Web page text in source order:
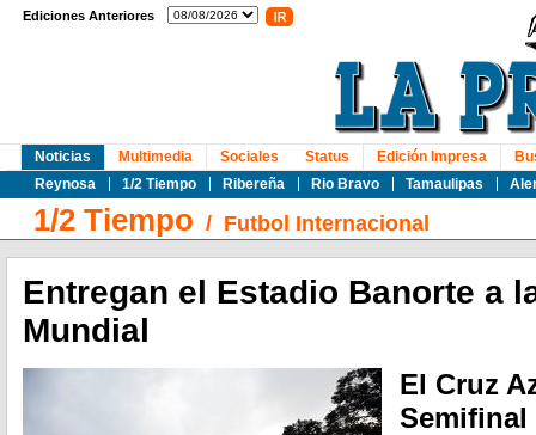
Ediciones Anteriores
Noticias
Reynosa
1/2 Tiempo Ribereña Rio Bravo Tamaulipas
Multimedia Sociales Status Edición Impresa
1/2 Tiempo / Futbol Internacional
Entregan el Estadio Banorte a
Mundial
El Cruz
Semifinal